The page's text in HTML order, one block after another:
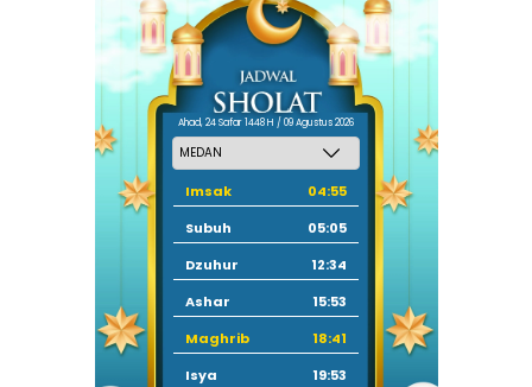
Ahad, 24 Safar 1448 H / 09 Agustus 2026
Imsak
04:55
Subuh
05:05
Dzuhur
12:34
Ashar
15:53
Maghrib
18:41
Isya
19:53